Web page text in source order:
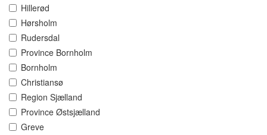
Hillerød
Hørsholm
Rudersdal
Province Bornholm
Bornholm
Christiansø
Region Sjælland
Province Østsjælland
Greve